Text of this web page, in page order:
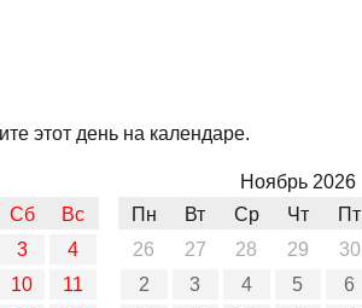
этот день на календаре.
Сб
Вс
3
4
10
11
Ноябрь 2026
Пн
Вт Ср Чт Пт
26
27 28 29 30
2
3 4 5 6